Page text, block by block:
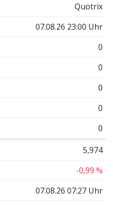
Quotrix
07.08.26 23:00 Uhr
0
0
0
0
0
5,974
-0,99 %
07.08.26 07:27 Uhr